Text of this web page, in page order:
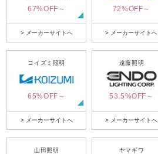
67%OFF～
> メーカーサイトへ
72%OFF～
> メーカーサイトへ
コイズミ照明
65%OFF～
> メーカーサイトへ
遠藤照明
53.5%OFF～
> メーカーサイトへ
山田照明 ヤマギワ